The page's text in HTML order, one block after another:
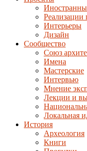
Реализации
Интерьеры
Дизайн
Сообщество
Союз
Имена
Мастерские
Интервью
Мнение
Лекции и
Локальная
История
Археология
Книги